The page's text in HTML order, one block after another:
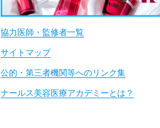
協力医師・監修者一覧
サイトマップ
公的・第三者機関等へのリンク集
ナールス美容医療アカデミーとは？